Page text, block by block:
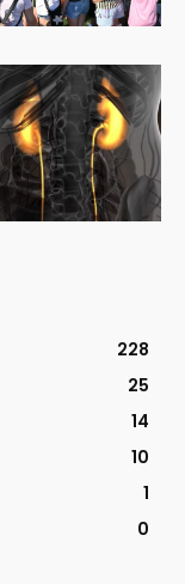
228
25
14
10
1
0